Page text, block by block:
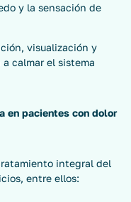
y la sensación de
visualización y
calmar el sistema
en pacientes con dolor
integral del
entre ellos: